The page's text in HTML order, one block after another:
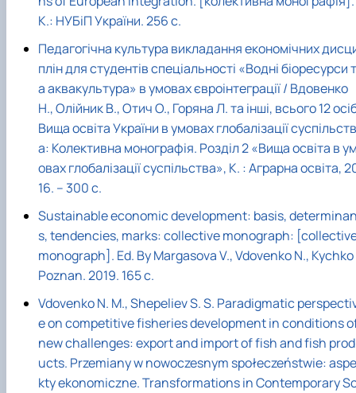
К.: НУБіП України. 256 с.
Педагогічна культура викладання економічних
плін для студентів спеціальності «Водні біоресурси т
а аквакультура» в умовах євроінтеграції / Вдовенко
Н., Олійник В., Отич О., Горяна Л. та інші, всього 12
Вища освіта України в умовах глобалізації суспільств
а: Колективна монографія. Розділ 2 «Вища освіта в
овах глобалізації суспільства», К. : Аграрна освіта,
16. – 300 с.
Sustainable economic development: basis,
s, tendencies, marks: collective monograph:
monograph]. Ed. By Margasova V., Vdovenko N., Kychko
Poznan. 2019. 165 с.
Vdovenko N. M., Shepeliev S. S. Paradigmatic
e on competitive fisheries development in conditions
new challenges: export and import of fish and fish prod
ucts. Przemiany w nowoczesnym społeczeństwie: aspe
kty ekonomiczne. Transformations in Contemporary